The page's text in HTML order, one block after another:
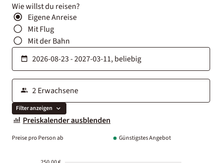
Wie willst du reisen?
Eigene Anreise
Mit Flug
Mit der Bahn
Filter anzeigen
Preiskalender ausblenden
Preise pro Person ab Günstigstes Angebot